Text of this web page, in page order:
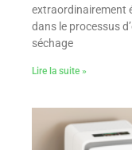
extraordinairement
dans le processus
séchage
Lire la suite »